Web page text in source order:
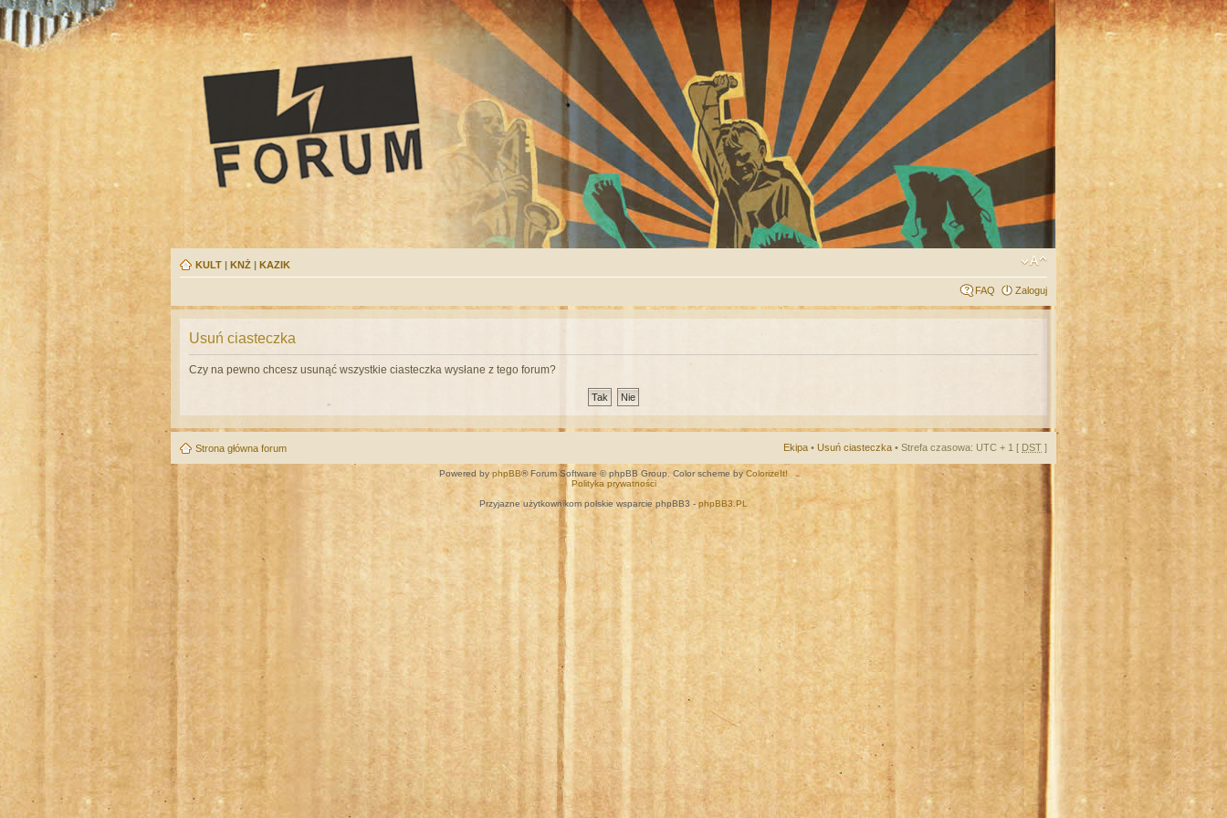
KULT | KNŻ | KAZIK
FAQ Zaloguj
Usuń ciasteczka
Czy na pewno chcesz usunąć wszystkie ciasteczka wysłane z tego forum?
Strona główna forum Ekipa • Usuń ciasteczka • Strefa czasowa: UTC + 1 [ DST ]
Powered by phpBB® Forum Software © phpBB Group. Color scheme byColorizeIt!
Polityka prywatności
Przyjazne użytkownikom polskie wsparcie phpBB3 -phpBB3.PL